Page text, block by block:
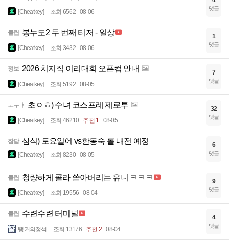
[Cheatkey] 조회 6562 08-06 댓글
클립 봉누도2 두 번째 티저 - 일상
[Cheatkey] 조회 3432 08-06
1
댓글
정보 2026 치지직 이리대회 오픈컵 안내
[Cheatkey] 조회 5192 08-05
7
댓글
ㅗㅜㅑ 초ㅇㅎ) 수녀 코스프레 제로투
[Cheatkey] 조회 46210 추천 1 08-05
32
댓글
잡담 삼식) 토요일에 vs한동숙 롤 내전 예정
[Cheatkey] 조회 8230 08-05
6
댓글
클립 청량하게 콜라 쏟아버리는 유니 ㅋㅋㅋ
[Cheatkey] 조회 19556 08-04
9
댓글
클립 수련수련 터미널
탱커의정석 조회 13176 추천 2 08-04
4
댓글